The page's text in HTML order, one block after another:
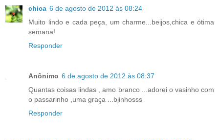
chica 6 de agosto de 2012 às 08:24
Muito lindo e cada peça, um charme...beijos,chica e ótima
semana!
Responder
Anônimo 6 de agosto de 2012 às 08:37
Quantas coisas lindas , amo branco ...adorei o vasinho com
o passarinho ,uma graça ...bjinhosss
Responder